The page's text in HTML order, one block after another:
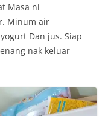
Masa ni
Minum air
Dan jus. Siap
nak keluar